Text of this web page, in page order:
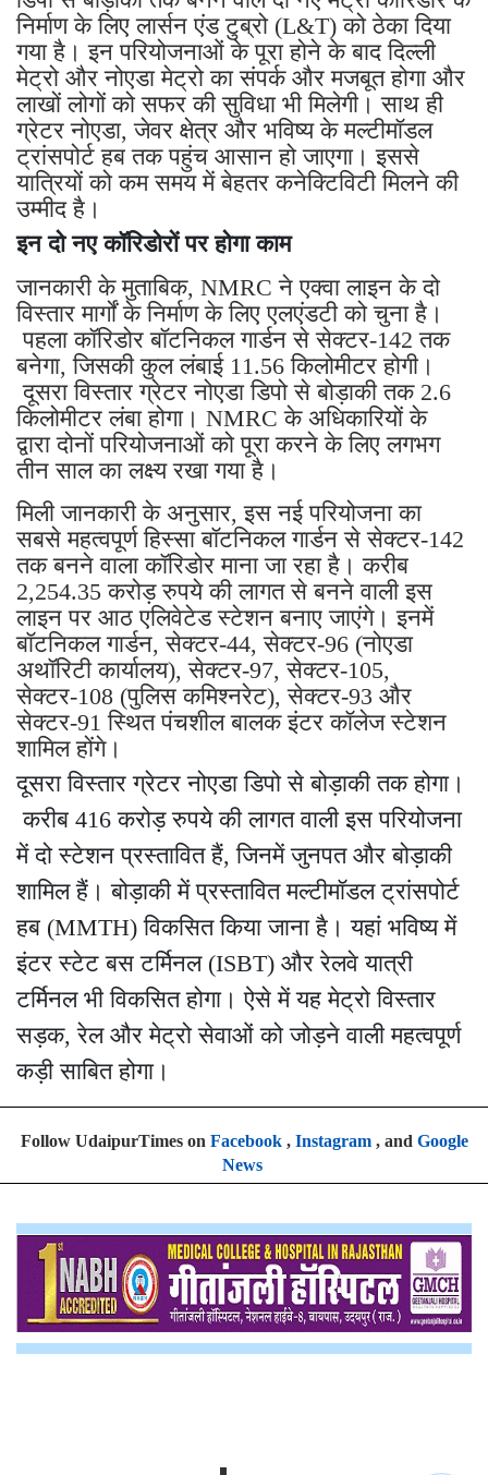
निर्माण के लिए लार्सन एंड टुब्रो (L&T) को ठेका दिया
गया है। इन परियोजनाओं के पूरा होने के बाद दिल्ली
मेट्रो और नोएडा मेट्रो का संपर्क और मजबूत होगा और
लाखों लोगों को सफर की सुविधा भी मिलेगी। साथ ही
ग्रेटर नोएडा, जेवर क्षेत्र और भविष्य के मल्टीमॉडल
ट्रांसपोर्ट हब तक पहुंच आसान हो जाएगा। इससे
यात्रियों को कम समय में बेहतर कनेक्टिविटी मिलने की
उम्मीद है।
इन दो नए कॉरिडोरों पर होगा काम
जानकारी के मुताबिक, NMRC ने एक्वा लाइन के दो
विस्तार मार्गों के निर्माण के लिए एलएंडटी को चुना है।
पहला कॉरिडोर बॉटनिकल गार्डन से सेक्टर-142 तक
बनेगा, जिसकी कुल लंबाई 11.56 किलोमीटर होगी।
दूसरा विस्तार ग्रेटर नोएडा डिपो से बोड़ाकी तक 2.6
किलोमीटर लंबा होगा। NMRC के अधिकारियों के
द्वारा दोनों परियोजनाओं को पूरा करने के लिए लगभग
तीन साल का लक्ष्य रखा गया है।
मिली जानकारी के अनुसार, इस नई परियोजना का
सबसे महत्वपूर्ण हिस्सा बॉटनिकल गार्डन से सेक्टर-142
तक बनने वाला कॉरिडोर माना जा रहा है। करीब
2,254.35 करोड़ रुपये की लागत से बनने वाली इस
लाइन पर आठ एलिवेटेड स्टेशन बनाए जाएंगे। इनमें
बॉटनिकल गार्डन, सेक्टर-44, सेक्टर-96 (नोएडा
अथॉरिटी कार्यालय), सेक्टर-97, सेक्टर-105,
सेक्टर-108 (पुलिस कमिश्नरेट), सेक्टर-93 और
सेक्टर-91 स्थित पंचशील बालक इंटर कॉलेज स्टेशन
शामिल होंगे।
दूसरा विस्तार ग्रेटर नोएडा डिपो से बोड़ाकी तक होगा।
करीब 416 करोड़ रुपये की लागत वाली इस परियोजना
में दो स्टेशन प्रस्तावित हैं, जिनमें जुनपत और बोड़ाकी
शामिल हैं। बोड़ाकी में प्रस्तावित मल्टीमॉडल ट्रांसपोर्ट
हब (MMTH) विकसित किया जाना है। यहां भविष्य में
इंटर स्टेट बस टर्मिनल (ISBT) और रेलवे यात्री
टर्मिनल भी विकसित होगा। ऐसे में यह मेट्रो विस्तार
सड़क, रेल और मेट्रो सेवाओं को जोड़ने वाली महत्वपूर्ण
कड़ी साबित होगा।
Follow UdaipurTimes on Facebook, Instagram, and Google
News